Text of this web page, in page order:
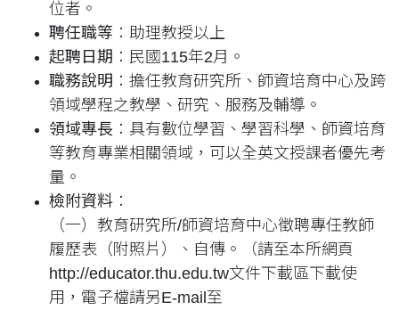
位者。
聘任職等 ：助理教授以上
起聘日期 ：民國115年2月。
職務說明 ：擔任教育研究所、師資培育中心及跨
領域學程之教學、研究、服務及輔導。
領域專長 ：具有數位學習、學習科學、師資培育
等教育專業相關領域，可以全英文授課者優先考
量。
檢附資料 ：
（一）教育研究所/師資培育中心徵聘專任教師
履歷表（附照片）、自傳。（請至本所網頁
http://educator.thu.edu.tw文件下載區下載使
用，電子檔請另E-mail至